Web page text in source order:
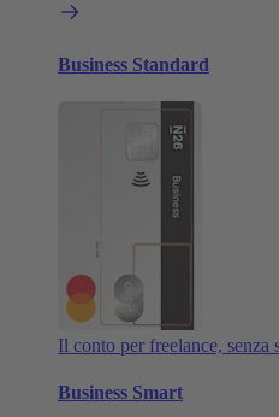
Business Standard
Il conto per freelance, senza
Business Smart